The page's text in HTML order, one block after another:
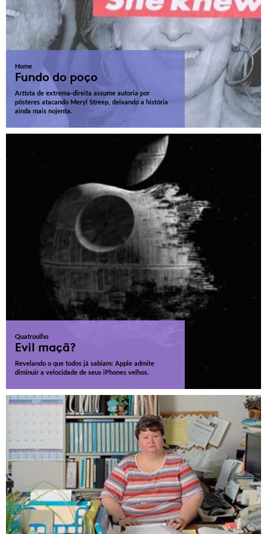
Home
Fundo do poço
Artista de extrema-direita assume autoria por
pôsteres atacando Meryl Streep, deixando a história
ainda mais nojenta.
Quatroolho
Evil maçã?
Revelando o que todos já sabiam: Apple admite
diminuir a velocidade de seus iPhones velhos.